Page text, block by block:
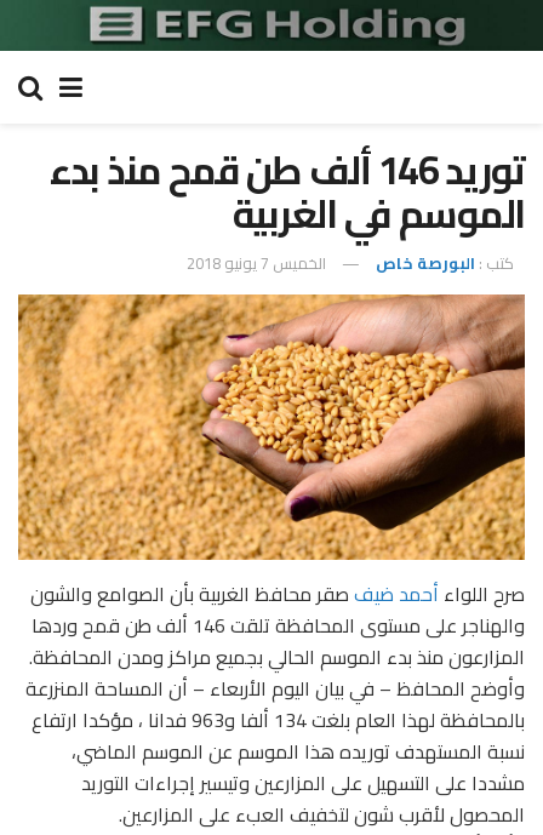
توريد 146 ألف طن قمح منذ بدء
الموسم في الغربية
كتب : البورصة خاص الخميس 7 يونيو 2018
صرح اللواء أحمد ضيفصقر محافظ الغربية بأن الصوامع والشون
والهناجر على مستوى المحافظة تلقت 146 ألف طن قمح وردها
المزارعون منذ بدء الموسم الحالي بجميع مراكز ومدن المحافظة.
وأوضح المحافظ – في بيان اليوم الأربعاء – أن المساحة المنزرعة
بالمحافظة لهذا العام بلغت 134 ألفا و963 فدانا ، مؤكدا ارتفاع
نسبة المستهدف توريده هذا الموسم عن الموسم الماضي،
مشددا على التسهيل على المزارعين وتيسير إجراءات التوريد
المحصول لأقرب شون لتخفيف العبء على المزارعين.